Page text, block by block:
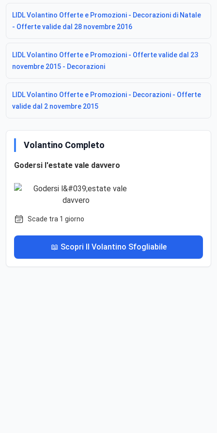
LIDL Volantino Offerte e Promozioni - Decorazioni di Natale
- Offerte valide dal 28 novembre 2016
LIDL Volantino Offerte e Promozioni - Offerte valide dal 23
novembre 2015 - Decorazioni
LIDL Volantino Offerte e Promozioni - Decorazioni - Offerte
valide dal 2 novembre 2015
Volantino Completo
Godersi l'estate vale davvero
Scade tra 1 giorno
📖 Scopri Il Volantino Sfogliabile